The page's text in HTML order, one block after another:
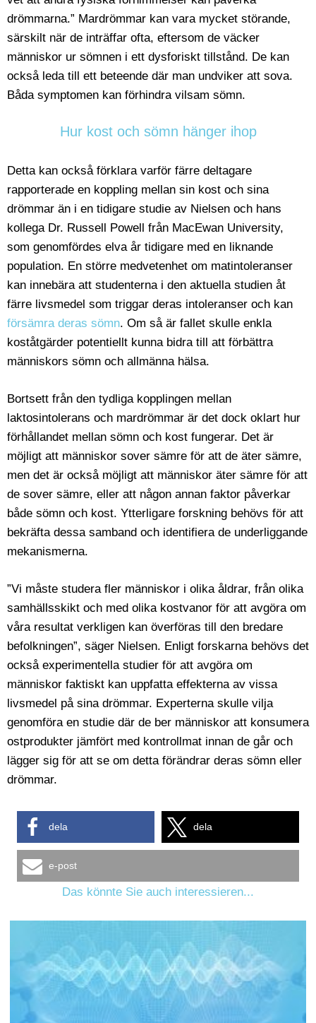
drömmarna.” Mardrömmar kan vara mycket störande,
särskilt när de inträffar ofta, eftersom de väcker
människor ur sömnen i ett dysforiskt tillstånd. De kan
också leda till ett beteende där man undviker att sova.
Båda symptomen kan förhindra vilsam sömn.
Hur kost och sömn hänger ihop
Detta kan också förklara varför färre deltagare
rapporterade en koppling mellan sin kost och sina
drömmar än i en tidigare studie av Nielsen och hans
kollega Dr. Russell Powell från MacEwan University,
som genomfördes elva år tidigare med en liknande
population. En större medvetenhet om matintoleranser
kan innebära att studenterna i den aktuella studien åt
färre livsmedel som triggar deras intoleranser och kan
försämra deras sömn. Om så är fallet skulle enkla
koståtgärder potentiellt kunna bidra till att förbättra
människors sömn och allmänna hälsa.
Bortsett från den tydliga kopplingen mellan
laktosintolerans och mardrömmar är det dock oklart hur
förhållandet mellan sömn och kost fungerar. Det är
möjligt att människor sover sämre för att de äter sämre,
men det är också möjligt att människor äter sämre för att
de sover sämre, eller att någon annan faktor påverkar
både sömn och kost. Ytterligare forskning behövs för att
bekräfta dessa samband och identifiera de underliggande
mekanismerna.
”Vi måste studera fler människor i olika åldrar, från olika
samhällsskikt och med olika kostvanor för att avgöra om
våra resultat verkligen kan överföras till den bredare
befolkningen”, säger Nielsen. Enligt forskarna behövs det
också experimentella studier för att avgöra om
människor faktiskt kan uppfatta effekterna av vissa
livsmedel på sina drömmar. Experterna skulle vilja
genomföra en studie där de ber människor att konsumera
ostprodukter jämfört med kontrollmat innan de går och
lägger sig för att se om detta förändrar deras sömn eller
drömmar.
dela dela
e-post
Das könnte Sie auch interessieren...